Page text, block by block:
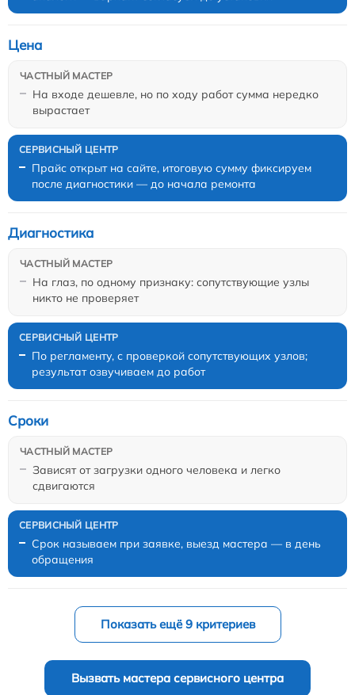
На входе дешевле, но по ходу работ сумма нередко
вырастает
Цена
Прайс открыт на сайте, итоговую сумму фиксируем
после диагностики — до начала ремонта
На глаз, по одному признаку: сопутствующие узлы
никто не проверяет
Диагностика
По регламенту, с проверкой сопутствующих узлов;
результат озвучиваем до работ
Зависят от загрузки одного человека и легко
сдвигаются
Сроки
Срок называем при заявке, выезд мастера — в день
обращения
Показать ещё 9 критериев
Вызвать мастера сервисного центра